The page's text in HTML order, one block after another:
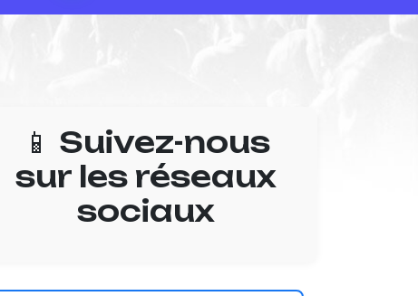
📱 Suivez-nous
sur les réseaux
sociaux